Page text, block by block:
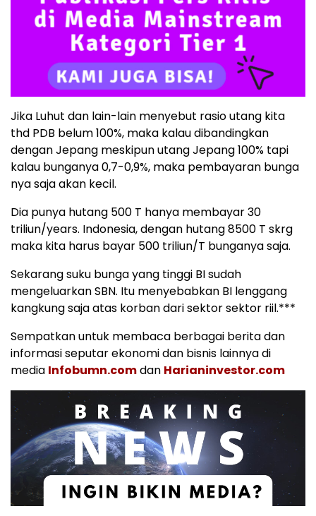
Jika Luhut dan lain-lain menyebut rasio utang kita
thd PDB belum 100%, maka kalau dibandingkan
dengan Jepang meskipun utang Jepang 100% tapi
kalau bunganya 0,7-0,9%, maka pembayaran bunga
nya saja akan kecil.
Dia punya hutang 500 T hanya membayar 30
triliun/years. Indonesia, dengan hutang 8500 T skrg
maka kita harus bayar 500 triliun/T bunganya saja.
Sekarang suku bunga yang tinggi BI sudah
mengeluarkan SBN. Itu menyebabkan BI lenggang
kangkung saja atas korban dari sektor sektor riil.***
Sempatkan untuk membaca berbagai berita dan
informasi seputar ekonomi dan bisnis lainnya di
media Infobumn.comdan Harianinvestor.com